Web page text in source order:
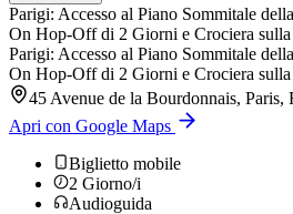
Parigi: Accesso al Piano Sommitale
On Hop-Off di 2 Giorni e Crociera sulla
Parigi: Accesso al Piano Sommitale
On Hop-Off di 2 Giorni e Crociera sulla
45 Avenue de la Bourdonnais, Paris,
Apri con Google Maps
Biglietto mobile
2 Giorno/i
Audioguida